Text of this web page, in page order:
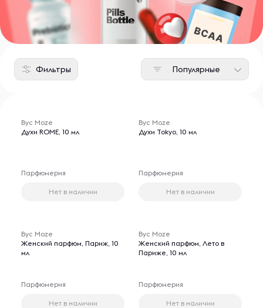
Фильтры Популярные
Byc Moze
Духи ROME, 10 мл
Парфюмерия
Нет в наличии
Byc Moze
Духи Tokyo, 10 мл
Парфюмерия
Нет в наличии
Byc Moze
Женский парфюм, Париж, 10
мл
Парфюмерия
Нет в наличии
Byc Moze
Женский парфюм, Лето в
Париже, 10 мл
Парфюмерия
Нет в наличии